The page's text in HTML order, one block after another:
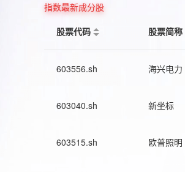
指数最新成分股
股票代码
股票简称
603556.sh 海兴电力
603040.sh 新坐标
603515.sh 欧普照明